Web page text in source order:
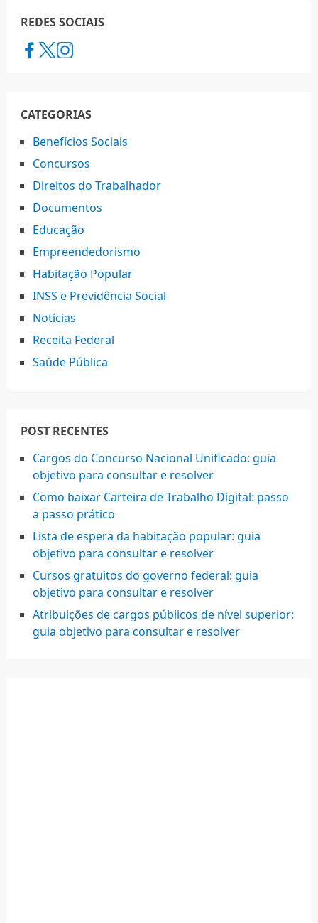
REDES SOCIAIS
CATEGORIAS
Benefícios Sociais
Concursos
Direitos do Trabalhador
Documentos
Educação
Empreendedorismo
Habitação Popular
INSS e Previdência Social
Notícias
Receita Federal
Saúde Pública
POST RECENTES
Cargos do Concurso Nacional Unificado: guia
objetivo para consultar e resolver
Como baixar Carteira de Trabalho Digital: passo
a passo prático
Lista de espera da habitação popular: guia
objetivo para consultar e resolver
Cursos gratuitos do governo federal: guia
objetivo para consultar e resolver
Atribuições de cargos públicos de nível superior:
guia objetivo para consultar e resolver